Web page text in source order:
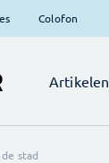
Colofon
Artikelen
stad